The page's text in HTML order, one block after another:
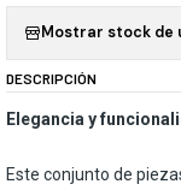
Mostrar stock de
DESCRIPCIÓN
Elegancia y
Este conjunto de